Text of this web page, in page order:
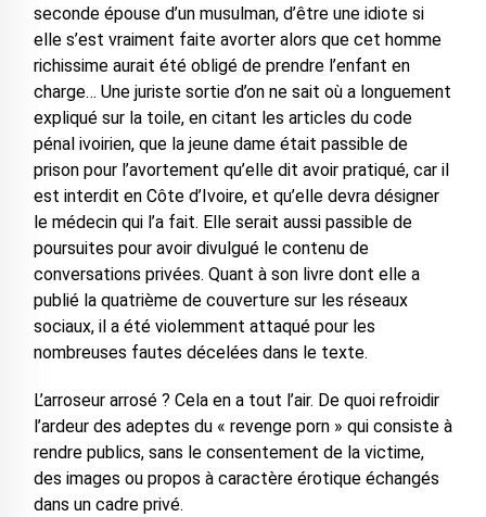
seconde épouse d’un musulman, d’être une idiote si
elle s’est vraiment faite avorter alors que cet homme
richissime aurait été obligé de prendre l’enfant en
charge… Une juriste sortie d’on ne sait où a longuement
expliqué sur la toile, en citant les articles du code
pénal ivoirien, que la jeune dame était passible de
prison pour l’avortement qu’elle dit avoir pratiqué, car il
est interdit en Côte d’Ivoire, et qu’elle devra désigner
le médecin qui l’a fait. Elle serait aussi passible de
poursuites pour avoir divulgué le contenu de
conversations privées. Quant à son livre dont elle a
publié la quatrième de couverture sur les réseaux
sociaux, il a été violemment attaqué pour les
nombreuses fautes décelées dans le texte.
L’arroseur arrosé ? Cela en a tout l’air. De quoi refroidir
l’ardeur des adeptes du « revenge porn » qui consiste à
rendre publics, sans le consentement de la victime,
des images ou propos à caractère érotique échangés
dans un cadre privé.